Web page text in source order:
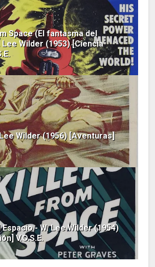
Space (El fantasma del
Lee Wilder (1953) [Ciencia
Wilder (1956) [Aventuras]
- W. Lee Wilder (1954)
V.O.S.E.